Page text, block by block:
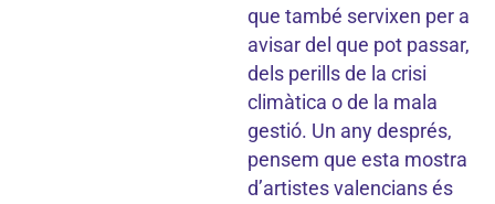
que també servixen per a
avisar del que pot passar,
dels perills de la crisi
climàtica o de la mala
gestió. Un any després,
pensem que esta mostra
d’artistes valencians és